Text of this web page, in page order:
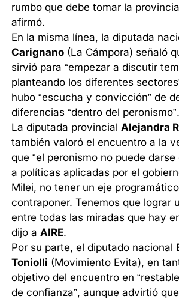
rumbo que debe tomar la
afirmó.
En la misma línea, la diputada
Carignano (La Cámpora) señaló
sirvió para “empezar a discutir
planteando los diferentes
hubo “escucha y convicción” de
diferencias “dentro del peronismo”.
La diputada provincial Alejandra
también valoró el encuentro a la
que “el peronismo no puede
a políticas aplicadas por el
Milei, no tener un eje
contraponer. Tenemos que lograr
entre todas las miradas que hay
dijo a AIRE.
Por su parte, el diputado nacional
Toniolli (Movimiento Evita), en
objetivo del encuentro en
de confianza”, aunque advirtió